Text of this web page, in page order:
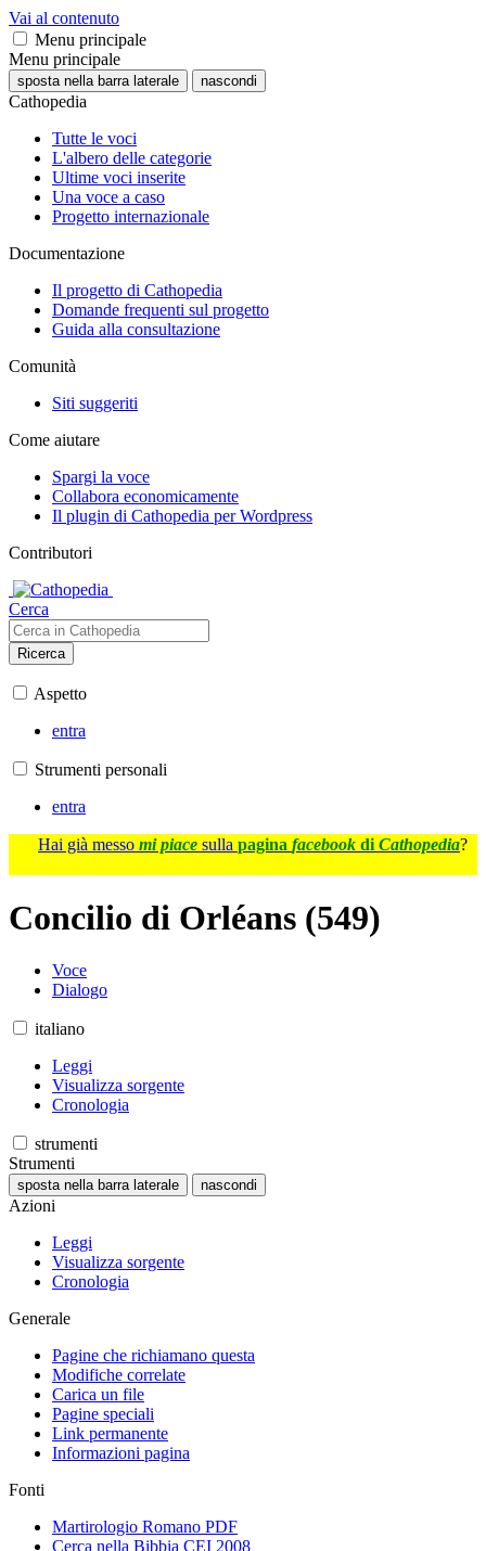
Vai al contenuto
Menu principale
Menu principale
sposta nella barra laterale nascondi
Cathopedia
Tutte le voci
L'albero delle categorie
Ultime voci inserite
Una voce a caso
Progetto internazionale
Documentazione
Il progetto di Cathopedia
Domande frequenti sul progetto
Guida alla consultazione
Comunità
Siti suggeriti
Come aiutare
Spargi la voce
Collabora economicamente
Il plugin di Cathopedia per Wordpress
Contributori
Cerca
Ricerca
Aspetto
entra
Strumenti personali
entra
Hai già messo mi piace sulla pagina facebook di Cathopedia?
Concilio di Orléans (549)
Voce
Dialogo
italiano
Leggi
Visualizza sorgente
Cronologia
strumenti
Strumenti
sposta nella barra laterale nascondi
Azioni
Leggi
Visualizza sorgente
Cronologia
Generale
Pagine che richiamano questa
Modifiche correlate
Carica un file
Pagine speciali
Link permanente
Informazioni pagina
Fonti
Martirologio Romano PDF
Cerca nella Bibbia CEI 2008